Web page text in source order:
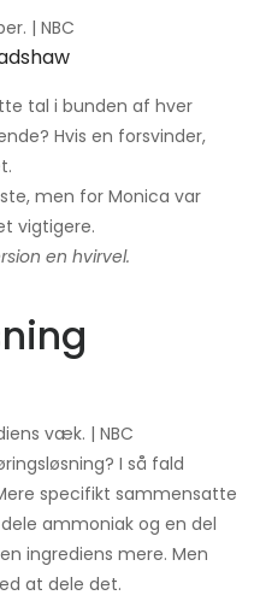
| NBC
tal i bunden af ​​hver
Hvis en forsvinder,
men for Monica var
vigtigere.
en hvirvel.
væk. | NBC
I så fald
specifikt sammensatte
ammoniak og en del
ingrediens mere. Men
at dele det.